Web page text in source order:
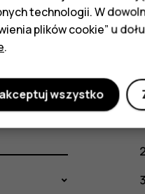
i
telefonu
technologii. W
plików cookie” u
.
wszystko